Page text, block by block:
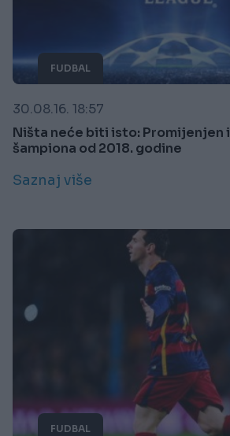
FUDBAL
30.08.16. 18:57
Ništa neće biti isto: Promijenjen
šampiona od 2018. godine
Saznaj više
FUDBAL